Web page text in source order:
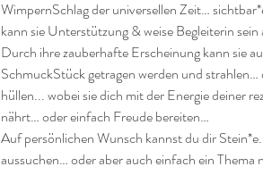
WimpernSchlag der universellen Zeit…
kann sie Unterstützung & weise Begleiterin
Durch ihre zauberhafte Erscheinung kann sie
SchmuckStück getragen werden und
hüllen... wobei sie dich mit der Energie deiner
nährt… oder einfach Freude bereiten…
Auf persönlichen Wunsch kannst du dir
aussuchen… oder aber auch einfach ein Thema